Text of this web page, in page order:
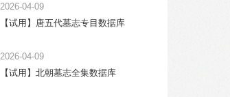
2026-04-09
【试用】唐五代墓志专目数据库
2026-04-09
【试用】北朝墓志全集数据库